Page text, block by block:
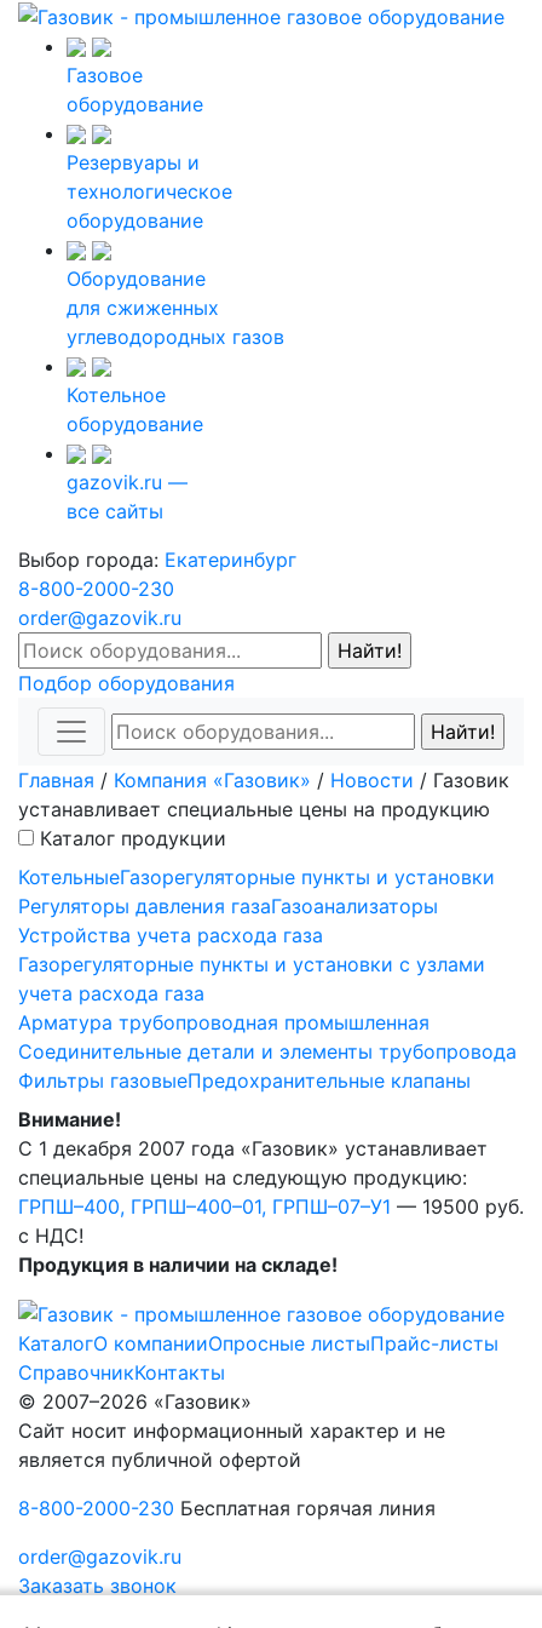
Газовое
оборудование
Резервуары и
технологическое
оборудование
Оборудование
для сжиженных
углеводородных газов
Котельное
оборудование
gazovik.ru —
все сайты
Выбор города: Екатеринбург
8-800-2000-230
order@gazovik.ru
Подбор оборудования
Главная / Компания «Газовик» / Новости / Газовик
устанавливает специальные цены на продукцию
Каталог продукции
КотельныеГазорегуляторные пункты и установки
Регуляторы давления газаГазоанализаторы
Устройства учета расхода газа
Газорегуляторные пункты и установки с узлами
учета расхода газа
Арматура трубопроводная промышленная
Соединительные детали и элементы трубопровода
Фильтры газовыеПредохранительные клапаны
Внимание!
С 1 декабря 2007 года «Газовик» устанавливает
специальные цены на следующую продукцию:
ГРПШ–400, ГРПШ–400–01, ГРПШ–07–У1 — 19500 руб.
с НДС!
Продукция в наличии на складе!
КаталогО компанииОпросные листыПрайс-листы
СправочникКонтакты
© 2007–2026 «Газовик»
Сайт носит информационный характер и не
является публичной офертой
8-800-2000-230 Бесплатная горячая линия
order@gazovik.ru
Заказать звонок